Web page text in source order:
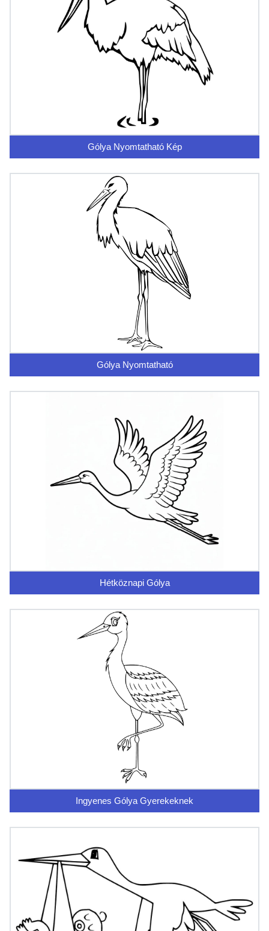
Gólya Nyomtatható Kép
Gólya Nyomtatható
Hétköznapi Gólya
Ingyenes Gólya Gyerekeknek